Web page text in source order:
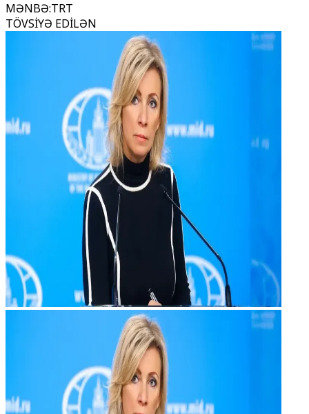
MƏNBƏ:TRT
TÖVSİYƏ EDİLƏN